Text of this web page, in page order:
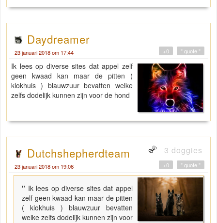
Daydreamer
23 januari 2018 om 17:44 " quote "
+0
Ik lees op diverse sites dat appel zelf
geen kwaad kan maar de pitten (
klokhuis ) blauwzuur bevatten welke
zelfs dodelijk kunnen zijn voor de hond
Dutchshepherdteam 3 doggies
23 januari 2018 om 19:06 " quote "
+0
" Ik lees op diverse sites dat appel
zelf geen kwaad kan maar de pitten
( klokhuis ) blauwzuur bevatten
welke zelfs dodelijk kunnen zijn voor